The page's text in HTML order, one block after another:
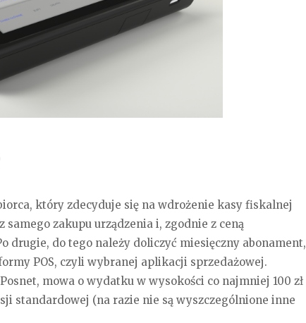
który zdecyduje się na wdrożenie kasy fiskalnej
zakupu urządzenia i, zgodnie z ceną
drugie, do tego należy doliczyć miesięczny abonament,
POS, czyli wybranej aplikacji sprzedażowej.
mowa o wydatku w wysokości co najmniej 100 zł
standardowej (na razie nie są wyszczególnione inne